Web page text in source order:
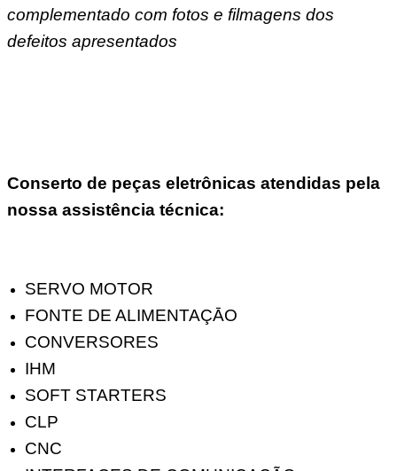
complementado com fotos e filmagens dos
defeitos apresentados
Conserto de peças eletrônicas atendidas pela
nossa assistência técnica:
SERVO MOTOR
FONTE DE ALIMENTAÇĀO
CONVERSORES
IHM
SOFT STARTERS
CLP
CNC